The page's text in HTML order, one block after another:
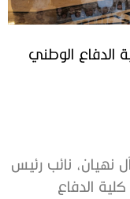
الدفاع الوطني
نهيان، نائب رئيس
الدفاع